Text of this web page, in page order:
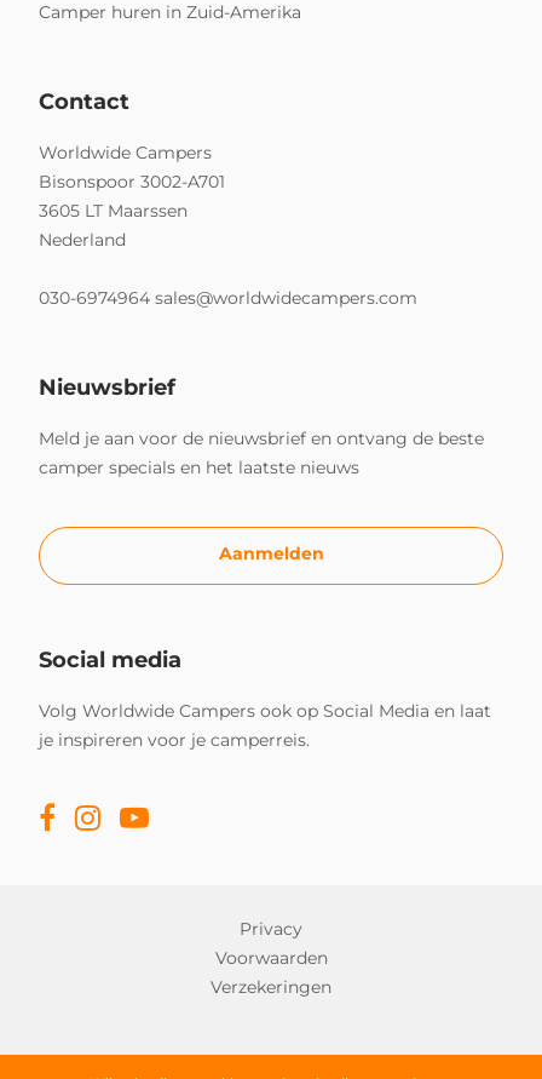
Camper huren in Zuid-Amerika
Contact
Worldwide Campers
Bisonspoor 3002-A701
3605 LT Maarssen
Nederland
030-6974964 sales@worldwidecampers.com
Nieuwsbrief
Meld je aan voor de nieuwsbrief en ontvang de beste
camper specials en het laatste nieuws
Aanmelden
Social media
Volg Worldwide Campers ook op Social Media en laat
je inspireren voor je camperreis.
Privacy
Voorwaarden
Verzekeringen